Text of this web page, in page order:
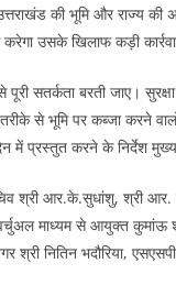
की भूमि और राज्य की
उसके खिलाफ कड़ी
सतर्कता बरती जाए।
तरीके से भूमि पर कब्जा करने
में प्रस्तुत करने के निर्देश
श्री आर.के.सुधांशु, श्री आर.
माध्यम से आयुक्त कुमांऊ
श्री नितिन भदौरिया,